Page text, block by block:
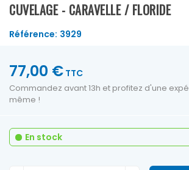
CUVELAGE - CARAVELLE / FLORIDE
Référence: 3929
77,00 € TTC
Commandez avant 13h et profitez d'une
même !
En stock